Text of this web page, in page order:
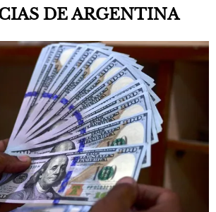
DE ARGENTINA